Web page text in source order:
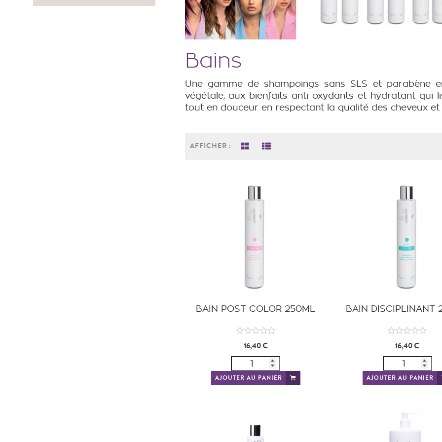
Bains
Une gamme de shampoings sans SLS et parabène
végétale, aux bienfaits anti oxydants et hydratant qui
tout en douceur en respectant la qualité des cheveux et
AFFICHER :
BAIN POST COLOR 250ML
16,40 €
AJOUTER AU PANIER
BAIN DISCIPLINANT
16,40 €
AJOUTER AU PANIER